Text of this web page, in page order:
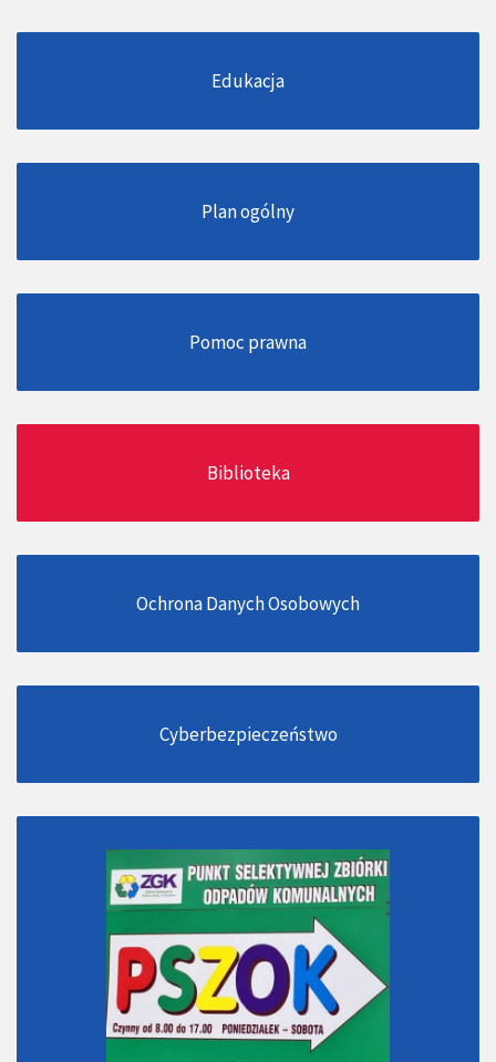
Edukacja
Plan ogólny
Pomoc prawna
Biblioteka
Ochrona Danych Osobowych
Cyberbezpieczeństwo